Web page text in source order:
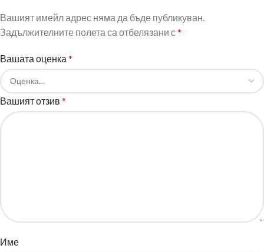
Вашият имейл адрес няма да бъде публикуван.
Задължителните полета са отбелязани с*
Вашата оценка *
Вашият отзив *
Име